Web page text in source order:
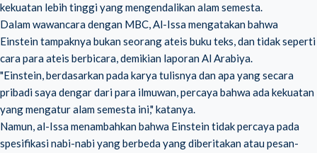
kekuatan lebih tinggi yang mengendalikan alam semesta.
Dalam wawancara dengan MBC, Al-Issa mengatakan bahwa
Einstein tampaknya bukan seorang ateis buku teks, dan tidak seperti
cara para ateis berbicara, demikian laporan Al Arabiya.
"Einstein, berdasarkan pada karya tulisnya dan apa yang secara
pribadi saya dengar dari para ilmuwan, percaya bahwa ada kekuatan
yang mengatur alam semesta ini," katanya.
Namun, al-Issa menambahkan bahwa Einstein tidak percaya pada
spesifikasi nabi-nabi yang berbeda yang diberitakan atau pesan-